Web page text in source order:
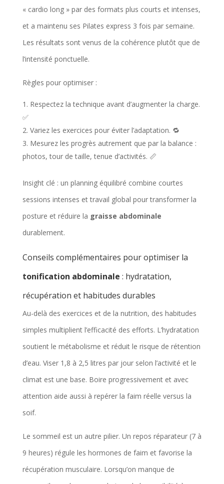
s
e
n
f
t
i
o
i
d
s
â
g
e
« cardio long » par des formats plus courts et intenses,
et a maintenu ses Pilates express 3 fois par semaine.
Les résultats sont venus de la cohérence plutôt que de
l’intensité ponctuelle.
Règles pour optimiser :
Respectez la technique avant d’augmenter la charge.
✅
Variez les exercices pour éviter l’adaptation. 🔁
Mesurez les progrès autrement que par la balance :
photos, tour de taille, tenue d’activités. 📏
Insight clé : un planning équilibré combine courtes
sessions intenses et travail global pour transformer la
posture et réduire la graisse abdominale
durablement.
Conseils complémentaires pour optimiser la
tonification abdominale : hydratation,
récupération et habitudes durables
Au-delà des exercices et de la nutrition, des habitudes
simples multiplient l’efficacité des efforts. L’hydratation
soutient le métabolisme et réduit le risque de rétention
d’eau. Viser 1,8 à 2,5 litres par jour selon l’activité et le
climat est une base. Boire progressivement et avec
attention aide aussi à repérer la faim réelle versus la
soif.
Le sommeil est un autre pilier. Un repos réparateur (7 à
9 heures) régule les hormones de faim et favorise la
récupération musculaire. Lorsqu’on manque de